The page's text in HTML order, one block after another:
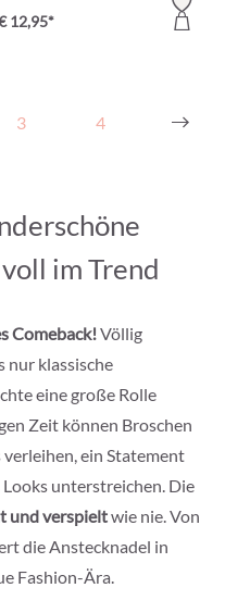
12,95*
3 4
im Trend
Comeback!Völlig
nur klassische
eine große Rolle
Zeit können Broschen
ein Statement
unterstreichen. Die
und verspieltwie nie. Von
die Anstecknadel in
Fashion-Ära.